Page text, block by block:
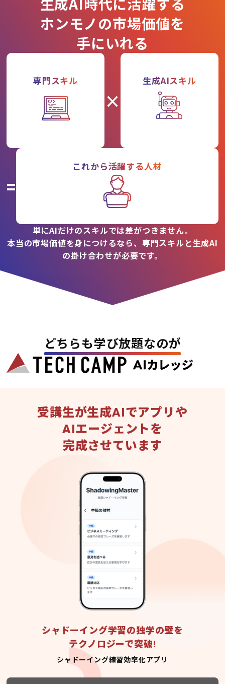
ホンモノの市場価値を
手にいれる
専門スキル
×
生成AIスキル
=
これから活躍する人材
単にAIだけのスキルでは差がつきません。
本当の市場価値を身につけるなら、専門スキルと生成AI
の掛け合わせが必要です。
どちらも学び放題なのが
受講生が生成AIでアプリや
AIエージェントを
完成させています
シャドーイング学習の独学の壁を
テクノロジーで突破!
シャドーイング練習効率化アプリ